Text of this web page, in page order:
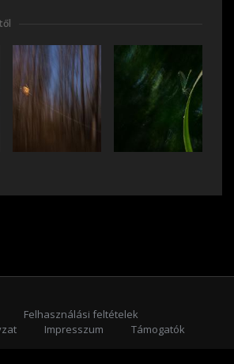
Felhasználási feltételek
Impresszum
Támogatók